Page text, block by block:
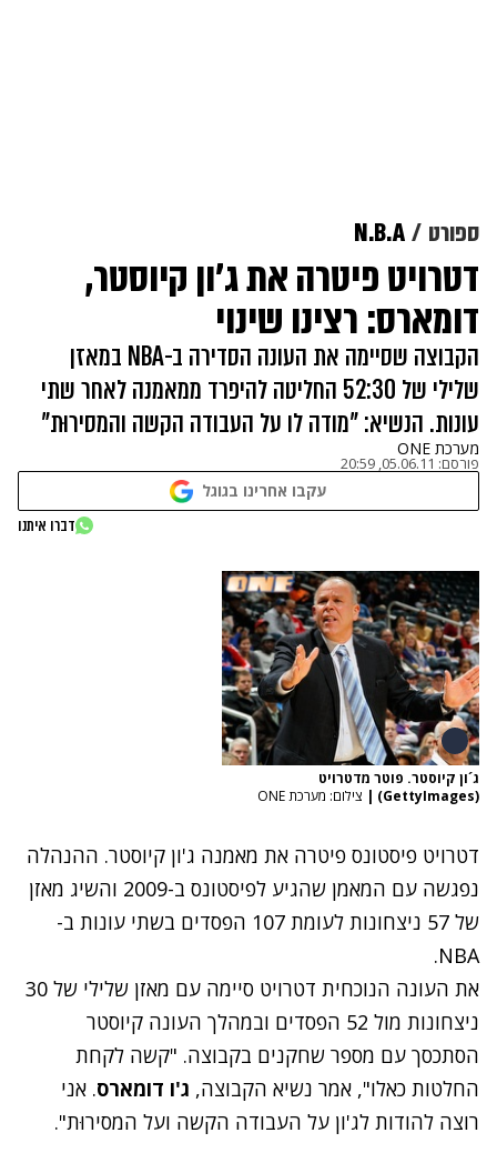
ספורט N.B.A
דטרויט פיטרה את ג'ון קיוסטר,
דומארס: רצינו שינוי
הקבוצה שסיימה את העונה הסדירה ב-NBA במאזן
שלילי של 52:30 החליטה להיפרד ממאמנה לאחר שתי
עונות. הנשיא: "מודה לו על העבודה הקשה והמסירוּת"
מערכת ONE
פורסם: 05.06.11, 20:59
עקבו אחרינו בגוגל
דברו איתנו
ג´ון קיוסטר. פוטר מדטרויט
(GettyImages)
| צילום: מערכת ONE
דטרויט פיסטונס פיטרה את מאמנה ג'ון קיוסטר. ההנהלה
נפגשה עם המאמן שהגיע לפיסטונס ב-2009 והשיג מאזן
של 57 ניצחונות לעומת 107 הפסדים בשתי עונות ב-
NBA.
את העונה הנוכחית דטרויט סיימה עם מאזן שלילי של 30
ניצחונות מול 52 הפסדים ובמהלך העונה קיוסטר
הסתכסך עם מספר שחקנים בקבוצה. "קשה לקחת
החלטות כאלו", אמר נשיא הקבוצה, ג'ו דומארס. אני
רוצה להודות לג'ון על העבודה הקשה ועל המסירוּת".